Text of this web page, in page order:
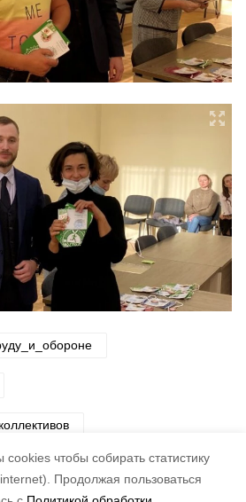
чтобы собирать статистику
Продолжая пользоваться